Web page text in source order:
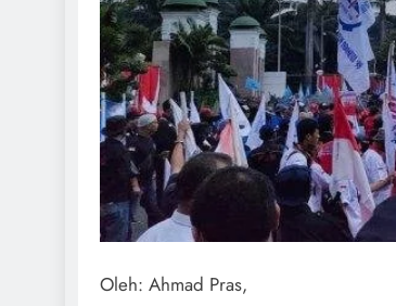
Oleh: Ahmad Pras,